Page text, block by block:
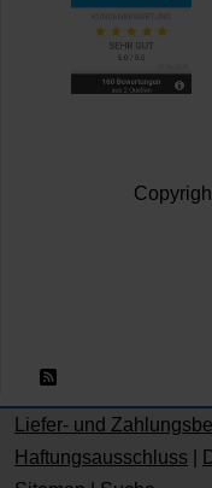
Liefer- und
Haftungsausschluss